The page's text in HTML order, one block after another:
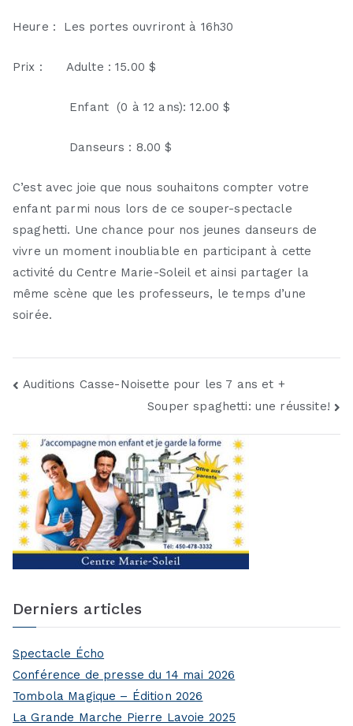
Heure : Les portes ouvriront à 16h30
Prix : Adulte : 15.00 $
Enfant (0 à 12 ans): 12.00 $
Danseurs : 8.00 $
C’est avec joie que nous souhaitons compter votre
enfant parmi nous lors de ce souper-spectacle
spaghetti. Une chance pour nos jeunes danseurs de
vivre un moment inoubliable en participant à cette
activité du Centre Marie-Soleil et ainsi partager la
même scène que les professeurs, le temps d’une
soirée.
Navigation
l’article
Auditions Casse-Noisette pour les 7 ans et +
Souper spaghetti: une réussite!
Derniers articles
Spectacle Écho
Conférence de presse du 14 mai 2026
Tombola Magique – Édition 2026
La Grande Marche Pierre Lavoie 2025